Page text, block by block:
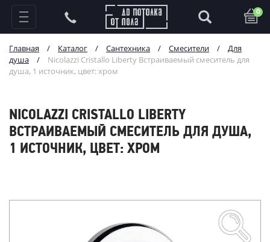
0
Главная / Каталог / Сантехника / Смесители /
Для
душа
/
Nicolazzi Cristallo Liberty Встраиваемый смеситель для
душа, 1 источник, цвет: хром
NICOLAZZI CRISTALLO LIBERTY
ВСТРАИВАЕМЫЙ СМЕСИТЕЛЬ ДЛЯ ДУША,
1 ИСТОЧНИК, ЦВЕТ: ХРОМ